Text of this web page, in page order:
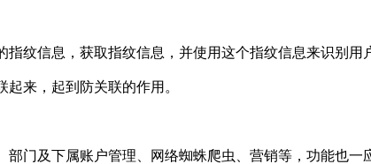
信息，获取指纹信息，并使用这个指纹信息来识别用
来，起到防关联的作用。
及下属账户管理、网络蜘蛛爬虫、营销等，功能也一